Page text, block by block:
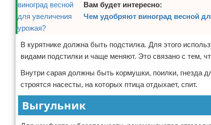
Вам будет интересно:
Чем удобряют виноград весной
В курятнике должна быть подстилка. Для этого
видами подстилки и чаще меняют. Это связано с тем,
Внутри сарая должны быть кормушки, поилки, гнезда
строятся насесты, на которых птица отдыхает, спит.
Выгульник